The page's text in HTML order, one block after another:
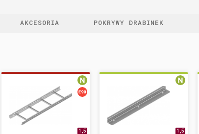
AKCESORIA POKRYWY DRABINEK
1,5 1,5